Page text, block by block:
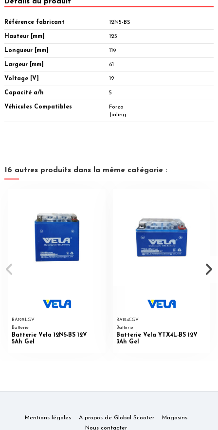
Référence fabricant 12N5-BS
Hauteur [mm] 125
Longueur [mm] 119
Largeur [mm] 61
Voltage [V] 12
Capacité a/h 5
Véhicules Compatibles
Forza
Jialing
16 autres produits dans la même catégorie :
BA125LGV
Batterie
Batterie Vela 12N5-BS 12V
5Ah Gel
BA124CGV
Batterie
Batterie Vela YTX4L-BS 12V
3Ah Gel
Mentions légales A propos de Global Scooter
Magasins
Nous contacter